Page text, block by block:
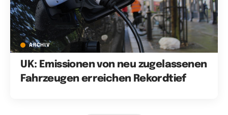
ARCHIV
UK: Emissionen von neu zugelassenen
Fahrzeugen erreichen Rekordtief